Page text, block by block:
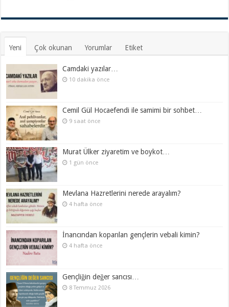
Yeni Çok okunan Yorumlar Etiket
Camdaki yazılar…
10 dakika önce
Cemil Gül Hocaefendi ile samimi bir sohbet…
9 saat önce
Murat Ülker ziyaretim ve boykot…
1 gün önce
Mevlana Hazretlerini nerede arayalım?
4 hafta önce
İnancından koparılan gençlerin vebali kimin?
4 hafta önce
Gençliğin değer sancısı…
8 Temmuz 2026